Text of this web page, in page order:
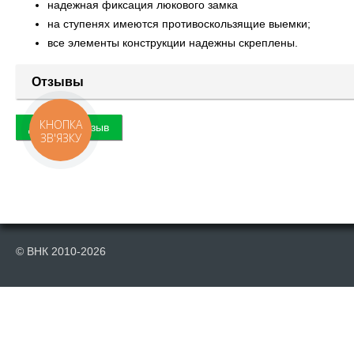
надежная фиксация люкового замка
на ступенях имеются противоскользящие выемки;
все элементы конструкции надежны скреплены.
Отзывы
Добавить отзыв
© ВНК 2010-2026
КНОПКА
ЗВ'ЯЗКУ